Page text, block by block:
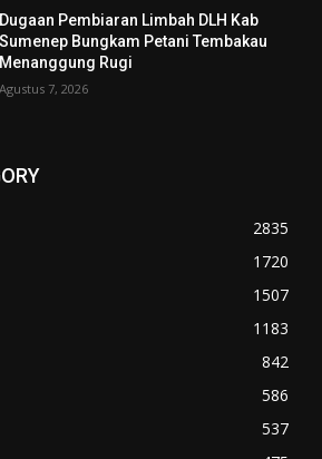
Dugaan Pembiaran Limbah DLH Kab
Sumenep Bungkam Petani Tembakau
Menanggung Rugi
Agustus 7, 2026
2835
1720
1507
1183
842
586
537